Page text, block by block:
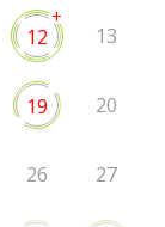
12
+
13
19 20
26 27